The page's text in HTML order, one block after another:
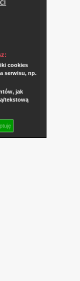
cookies
serwisu, np.
jak
tekstową